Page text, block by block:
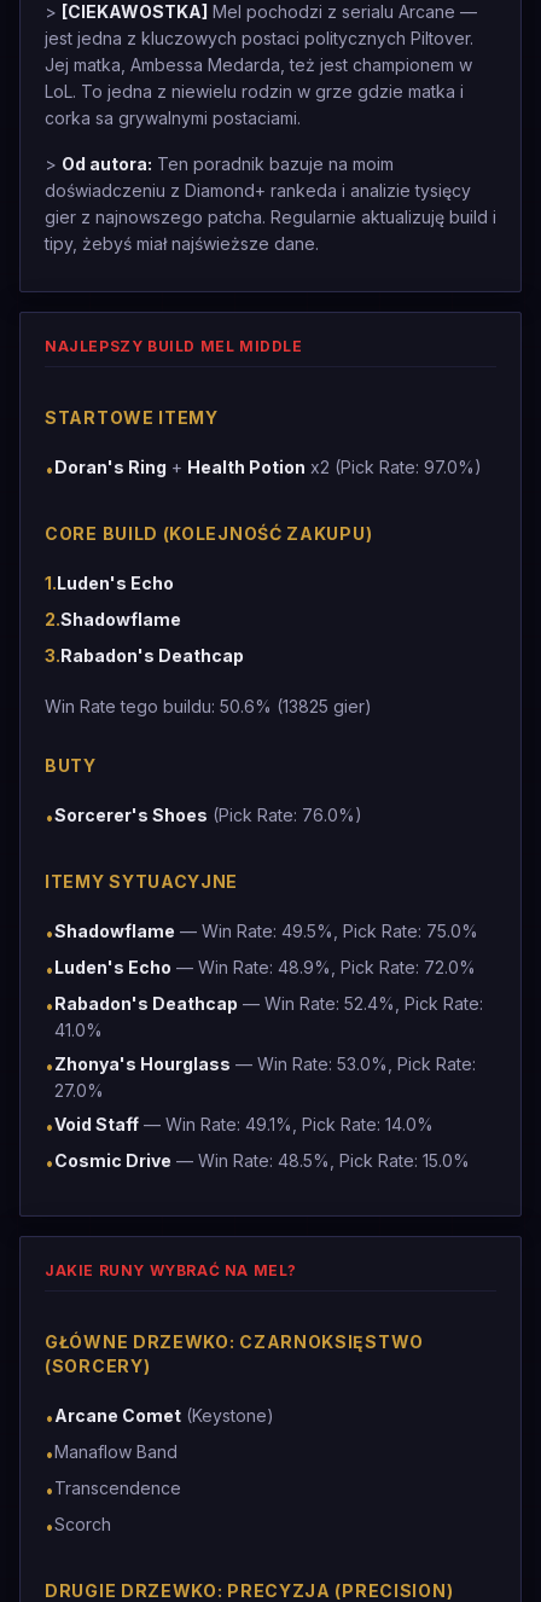
> [CIEKAWOSTKA] Mel pochodzi z serialu Arcane —
jest jedna z kluczowych postaci politycznych Piltover.
Jej matka, Ambessa Medarda, też jest championem w
LoL. To jedna z niewielu rodzin w grze gdzie matka i
corka sa grywalnymi postaciami.
> Od autora: Ten poradnik bazuje na moim
doświadczeniu z Diamond+ rankeda i analizie tysięcy
gier z najnowszego patcha. Regularnie aktualizuję build i
tipy, żebyś miał najświeższe dane.
NAJLEPSZY BUILD MEL MIDDLE
STARTOWE ITEMY
•Doran's Ring + Health Potion x2 (Pick Rate: 97.0%)
CORE BUILD (KOLEJNOŚĆ ZAKUPU)
1.Luden's Echo
2.Shadowflame
3.Rabadon's Deathcap
Win Rate tego buildu: 50.6% (13825 gier)
BUTY
•Sorcerer's Shoes (Pick Rate: 76.0%)
ITEMY SYTUACYJNE
•Shadowflame — Win Rate: 49.5%, Pick Rate: 75.0%
•Luden's Echo — Win Rate: 48.9%, Pick Rate: 72.0%
•Rabadon's Deathcap — Win Rate: 52.4%, Pick Rate:
41.0%
•Zhonya's Hourglass — Win Rate: 53.0%, Pick Rate:
27.0%
•Void Staff — Win Rate: 49.1%, Pick Rate: 14.0%
•Cosmic Drive — Win Rate: 48.5%, Pick Rate: 15.0%
JAKIE RUNY WYBRAĆ NA MEL?
GŁÓWNE DRZEWKO: CZARNOKSIĘSTWO
(SORCERY)
•Arcane Comet (Keystone)
•Manaflow Band
•Transcendence
•Scorch
DRUGIE DRZEWKO: PRECYZJA (PRECISION)